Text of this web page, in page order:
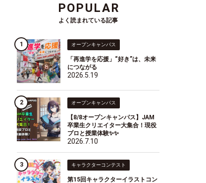
POPULAR
よく読まれている記事
オープンキャンパス
「再進学を応援」“好き”は、未来
につながる
2026.5.19
オープンキャンパス
【8/8オープンキャンパス】JAM
卒業生クリエイター大集合！現役
プロと授業体験✨✨
2026.7.10
キャラクターコンテスト
第15回キャラクターイラストコン